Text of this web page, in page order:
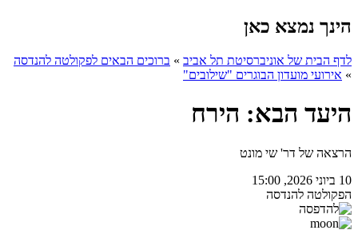
הינך נמצא כאן
לדף הבית של אוניברסיטת תל אביב » ברוכים הבאים לפקולטה להנדסה
» אירועי מועדון הבוגרים "שילובים"
היעד הבא: הירח
הרצאה של דר' שי מונט
10 ביוני 2026, 15:00
הפקולטה להנדסה